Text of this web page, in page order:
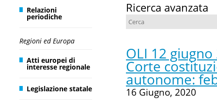
Relazioni
periodiche
Regioni ed Europa
Atti europei di
interesse regionale
Legislazione statale
Ricerca avanzata
OLI 12
Corte
autonome:
16 Giugno, 2020